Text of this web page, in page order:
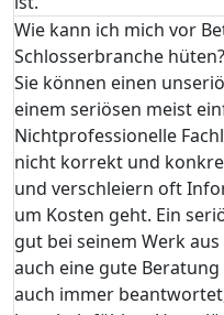
Wie kann ich mich vor
Schlosserbranche hüten?
Sie können einen
einem seriösen meist
Nichtprofessionelle
nicht korrekt und
und verschleiern oft
um Kosten geht. Ein
gut bei seinem Werk
auch eine gute
auch immer